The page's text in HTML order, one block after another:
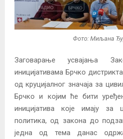
Фото: Миљана
Заговарање усвајањa
иницијативама Брчко
од круцијалног значаја за
Брчко и којим ће бити
иницијатива које имају за
политика, од закона до
једна од тема данас